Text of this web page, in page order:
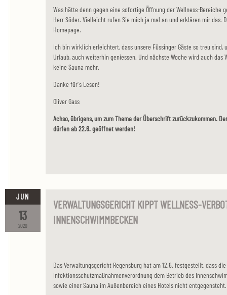
Was hätte denn gegen eine sofortige Öffnung der Wellness-Bereiche
Herr Söder. Vielleicht rufen Sie mich ja mal an und erklären mir das.
Homepage.
Ich bin wirklich erleichtert, dass unsere Füssinger Gäste so treu sind,
Urlaub, auch weiterhin geniessen. Und nächste Woche wird auch
keine Sauna mehr.
Danke für´s Lesen!
Oliver Gass
Achso, übrigens, um zum Thema der Überschrift zurückzukommen.
dürfen ab 22.6. geöffnet werden!
2020
13
JUN
VERWALTUNGSGERICHT KIPPT WELLNESS-
INNENSCHWIMMBECKEN
Das Verwaltungsgericht Regensburg hat am 12.6. festgestellt, dass
Infektionsschutzmaßnahmenverordnung dem Betrieb des
sowie einer Sauna im Außenbereich eines Hotels nicht entgegensteht.